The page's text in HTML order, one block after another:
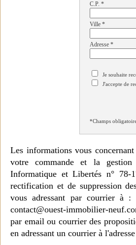
C.P. *
Ville *
Adresse *
Je souhaite
J'accepte de
*Champs
Les informations vous
votre commande et la
Informatique et Libertés n°
rectification et de suppression
vous adressant par courrier à
contact@ouest-immobilier-
par email ou courrier des
en adressant un courrier à